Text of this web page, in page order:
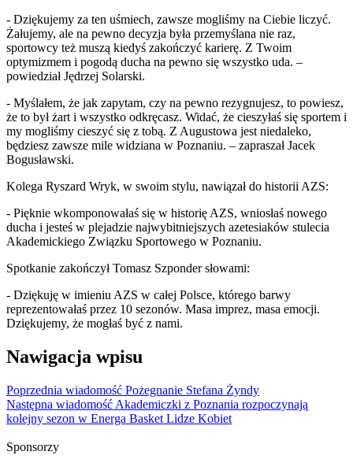
- Dziękujemy za ten uśmiech, zawsze mogliśmy na Ciebie liczyć.
Żałujemy, ale na pewno decyzja była przemyślana nie raz,
sportowcy też muszą kiedyś zakończyć karierę. Z Twoim
optymizmem i pogodą ducha na pewno się wszystko uda. –
powiedział Jędrzej Solarski.
- Myślałem, że jak zapytam, czy na pewno rezygnujesz, to powiesz,
że to był żart i wszystko odkręcasz. Widać, że cieszyłaś się sportem i
my mogliśmy cieszyć się z tobą. Z Augustowa jest niedaleko,
będziesz zawsze mile widziana w Poznaniu. – zapraszał Jacek
Bogusławski.
Kolega Ryszard Wryk, w swoim stylu, nawiązał do historii AZS:
- Pięknie wkomponowałaś się w historię AZS, wniosłaś nowego
ducha i jesteś w plejadzie najwybitniejszych azetesiaków stulecia
Akademickiego Związku Sportowego w Poznaniu.
Spotkanie zakończył Tomasz Szponder słowami:
- Dziękuję w imieniu AZS w całej Polsce, którego barwy
reprezentowałaś przez 10 sezonów. Masa imprez, masa emocji.
Dziękujemy, że mogłaś być z nami.
Nawigacja wpisu
Poprzednia wiadomość Pożegnanie Stefana Żyndy
Następna wiadomość Akademiczki z Poznania rozpoczynają
kolejny sezon w Energa Basket Lidze Kobiet
Sponsorzy